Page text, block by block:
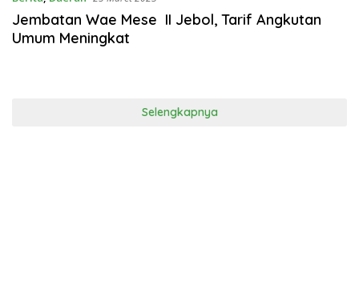
Jembatan Wae Mese II Jebol, Tarif Angkutan
Umum Meningkat
Selengkapnya